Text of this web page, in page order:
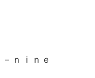
ｎｉｎｅ